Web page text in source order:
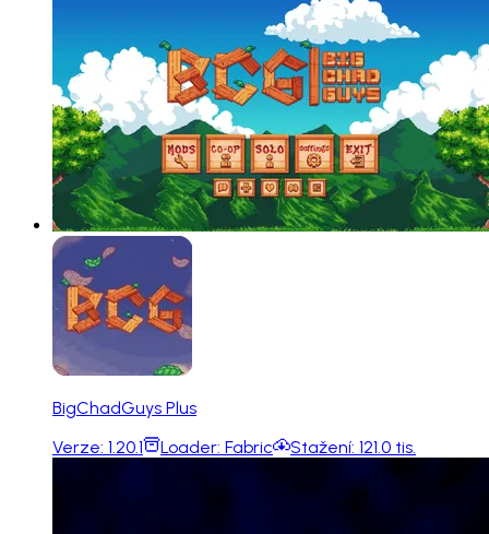
BigChadGuys Plus
Verze: 1.20.1 Loader: Fabric Stažení: 121.0 tis.